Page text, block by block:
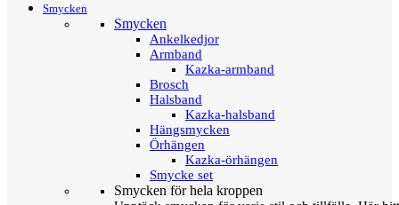
Smycken
Smycken
Ankelkedjor
Armband
Kazka-armband
Brosch
Halsband
Kazka-halsband
Hängsmycken
Örhängen
Kazka-örhängen
Smycke set
Smycken för hela kroppen